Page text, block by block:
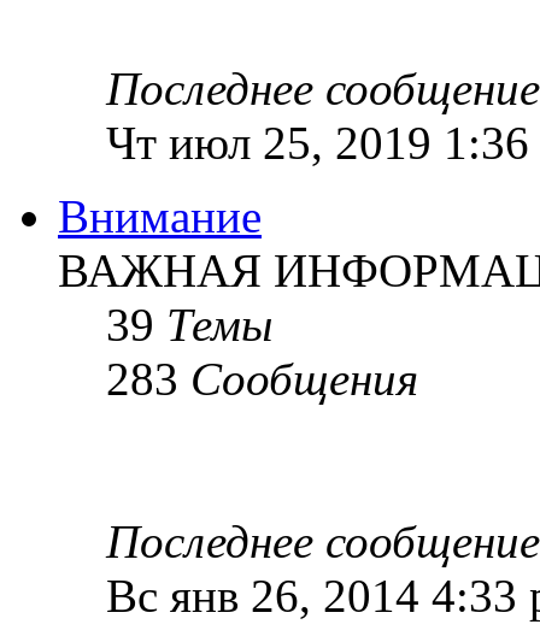
Последнее сообщение
Чт июл 25, 2019 1:36
Внимание
ВАЖНАЯ
39 Темы
283 Сообщения
Последнее сообщение
Вс янв 26, 2014 4:33